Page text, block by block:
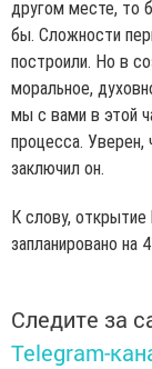
другом месте, то
бы. Сложности
построили. Но в
моральное,
мы с вами в этой
процесса.
заключил он.
К слову,
запланировано на
Следите за
Telegram-